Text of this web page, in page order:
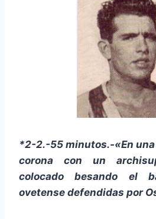
*2-2.-55 minutos.-«En
corona con un
colocado besando el
ovetense defendidas por